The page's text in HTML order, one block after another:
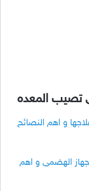
تصيب المعده
و اهم النصائح
الهضمى و اهم